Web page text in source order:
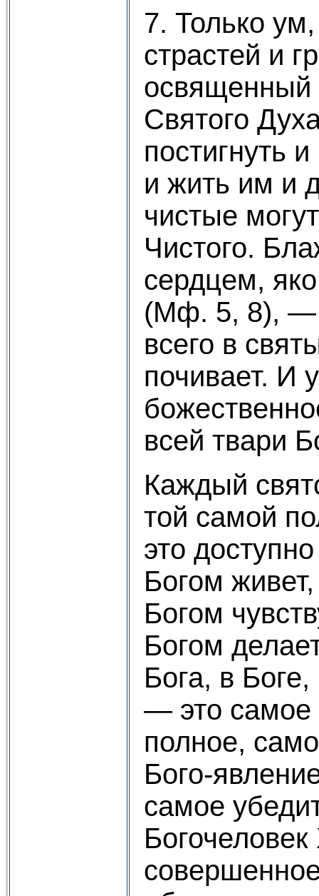
7. Только
страстей и
освященный
Святого
постигнуть
и жить им и
чистые
Чистого.
сердцем,
(Мф. 5, 8), —
всего в
почивает. И
всей твари
Каждый
той самой
это
Богом
Богом
Богом
Бога, в
— это самое
полное,
Бого-
самое